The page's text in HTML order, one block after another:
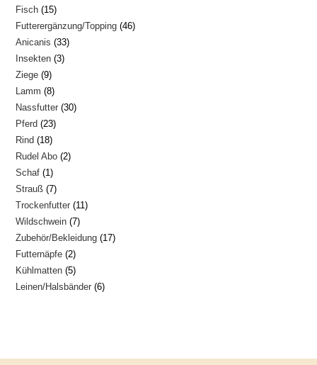
Produkte
Fisch 1515
Produkte
Futterergänzung/Topping 4646
Anicanis 3333
Insekten 33
Ziege 99
Produkte
Lamm 88
Produkte
Nassfutter 3030
Pferd 2323
Rind 1818
Produkte
Rudel Abo 22
Schaf 11
Produkt
Strauß 77
Produkte
Trockenfutter 1111
Wildschwein 77
Produkte
Zubehör/Bekleidung 1717
Futternäpfe 22
Produkte
Kühlmatten 55
Produkte
Leinen/Halsbänder 66